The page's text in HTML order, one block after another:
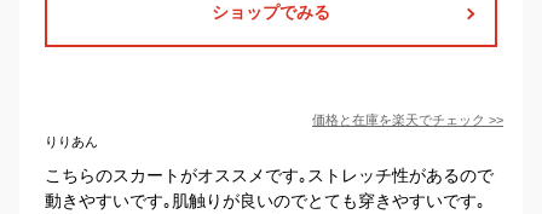
ショップでみる
価格と在庫を楽天でチェック >>
りりあん
こちらのスカートがオススメです｡ストレッチ性があるので
動きやすいです｡肌触りが良いのでとても穿きやすいです｡